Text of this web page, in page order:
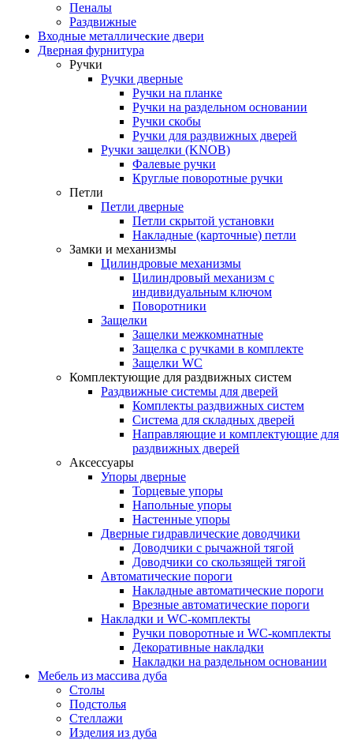
Пеналы
Раздвижные
Входные металлические двери
Дверная фурнитура
Ручки
Ручки дверные
Ручки на планке
Ручки на раздельном основании
Ручки скобы
Ручки для раздвижных дверей
Ручки защелки (KNOB)
Фалевые ручки
Круглые поворотные ручки
Петли
Петли дверные
Петли скрытой установки
Накладные (карточные) петли
Замки и механизмы
Цилиндровые механизмы
Цилиндровый механизм с
индивидуальным ключом
Поворотники
Защелки
Защелки межкомнатные
Защелка с ручками в комплекте
Защелки WC
Комплектующие для раздвижных систем
Раздвижные системы для дверей
Комплекты раздвижных систем
Система для складных дверей
Направляющие и комплектующие для
раздвижных дверей
Аксессуары
Упоры дверные
Торцевые упоры
Напольные упоры
Настенные упоры
Дверные гидравлические доводчики
Доводчики с рычажной тягой
Доводчики со скользящей тягой
Автоматические пороги
Накладные автоматические пороги
Врезные автоматические пороги
Накладки и WC-комплекты
Ручки поворотные и WC-комплекты
Декоративные накладки
Накладки на раздельном основании
Мебель из массива дуба
Столы
Подстолья
Стеллажи
Изделия из дуба